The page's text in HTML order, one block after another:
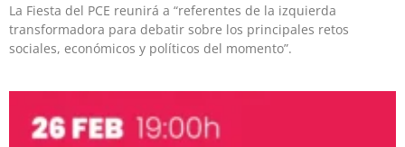
La Fiesta del PCE reunirá a “referentes de la izquierda
transformadora para debatir sobre los principales retos
sociales, económicos y políticos del momento”.